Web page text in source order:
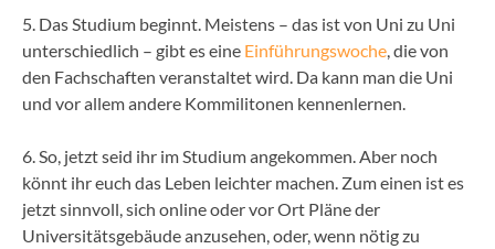
5. Das Studium beginnt. Meistens – das ist von Uni zu Uni
unterschiedlich – gibt es eine Einführungswoche , die von
den Fachschaften veranstaltet wird. Da kann man die Uni
und vor allem andere Kommilitonen kennenlernen.
6. So, jetzt seid ihr im Studium angekommen. Aber noch
könnt ihr euch das Leben leichter machen. Zum einen ist es
jetzt sinnvoll, sich online oder vor Ort Pläne der
Universitätsgebäude anzusehen, oder, wenn nötig zu